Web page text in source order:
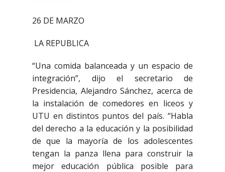
26 DE MARZO
LA REPUBLICA
“Una comida balanceada y un espacio de
integración”, dijo el secretario de
Presidencia, Alejandro Sánchez, acerca de
la instalación de comedores en liceos y
UTU en distintos puntos del país. “Habla
del derecho a la educación y la posibilidad
de que la mayoría de los adolescentes
tengan la panza llena para construir la
mejor educación pública posible para